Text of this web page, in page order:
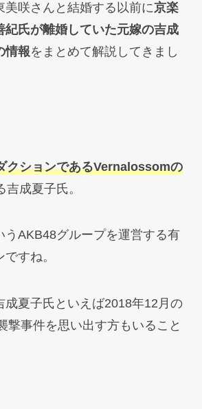
美咲さんと結婚する以前に京楽
紀氏が離婚していた元嫁の吉成
情報をまとめて解説してきまし
クションであるVernalossomの
成夏子氏。
うAKB48グループを運営する有
すね。
成夏子氏といえば2018年12月の
撃事件を思い出す方もいること